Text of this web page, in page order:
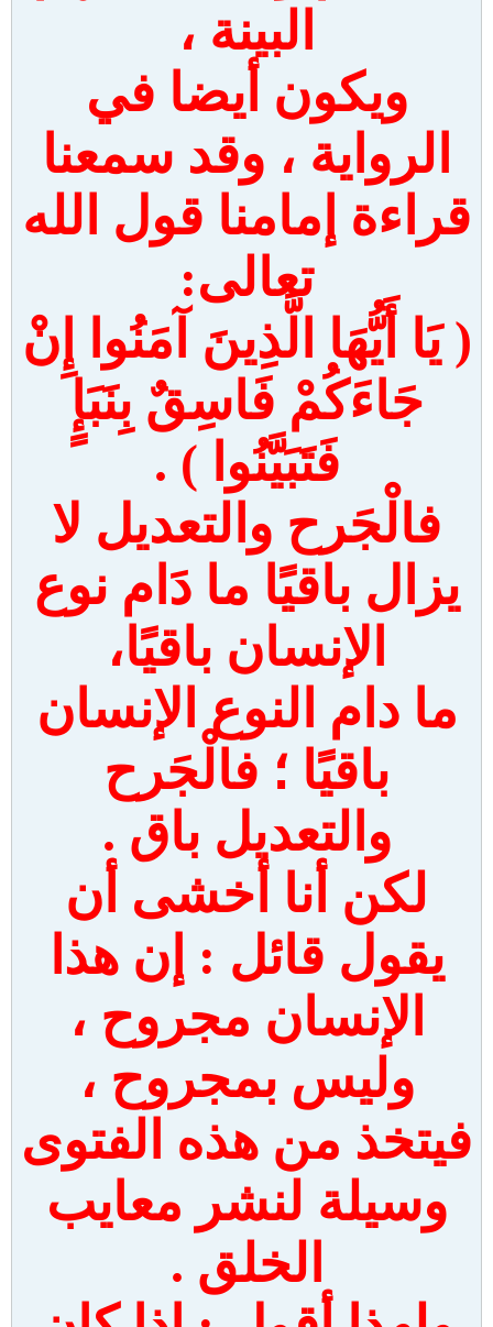
البينة ،
ويكون أيضا في
الرواية ، وقد سمعنا
قراءة إمامنا قول الله
تعالى:
( يَا أَيُّهَا الَّذِينَ آمَنُوا إِنْ
جَاءَكُمْ فَاسِقٌ بِنَبَإٍ
فَتَبَيَّنُوا ) .
فالْجَرح والتعديل لا
يزال باقيًا ما دَام نوع
الإنسان باقيًا،
ما دام النوع الإنسان
باقيًا ؛ فالْجَرح
والتعديل باق .
لكن أنا أخشى أن
يقول قائل : إن هذا
الإنسان مجروح ،
وليس بمجروح ،
فيتخذ من هذه الفتوى
وسيلة لنشر معايب
الخلق .